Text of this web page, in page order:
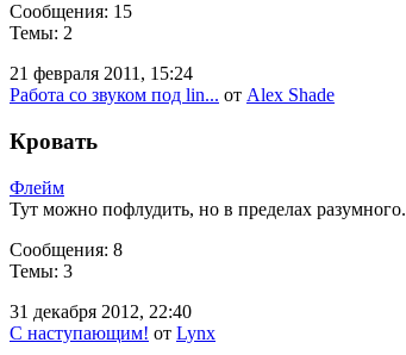
Сообщения: 15
Темы: 2
21 февраля 2011, 15:24
Работа со звуком под lin... от Alex Shade
Кровать
Флейм
Тут можно пофлудить, но в пределах разумного.
Сообщения: 8
Темы: 3
31 декабря 2012, 22:40
C наступающим! от Lynx